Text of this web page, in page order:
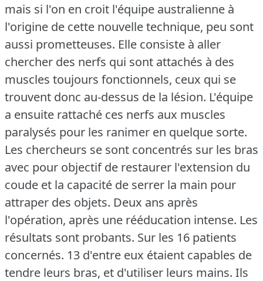
mais si l'on en croit l'équipe australienne à
l'origine de cette nouvelle technique, peu sont
aussi prometteuses. Elle consiste à aller
chercher des nerfs qui sont attachés à des
muscles toujours fonctionnels, ceux qui se
trouvent donc au-dessus de la lésion. L'équipe
a ensuite rattaché ces nerfs aux muscles
paralysés pour les ranimer en quelque sorte.
Les chercheurs se sont concentrés sur les bras
avec pour objectif de restaurer l'extension du
coude et la capacité de serrer la main pour
attraper des objets. Deux ans après
l'opération, après une rééducation intense. Les
résultats sont probants. Sur les 16 patients
concernés. 13 d'entre eux étaient capables de
tendre leurs bras, et d'utiliser leurs mains. Ils